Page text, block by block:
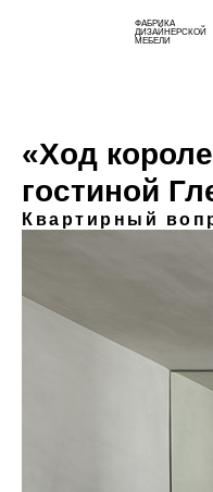
ФАБРИКА
ДИЗАЙНЕРСКОЙ
МЕБЕЛИ
«Ход
гостиной
Квартирный